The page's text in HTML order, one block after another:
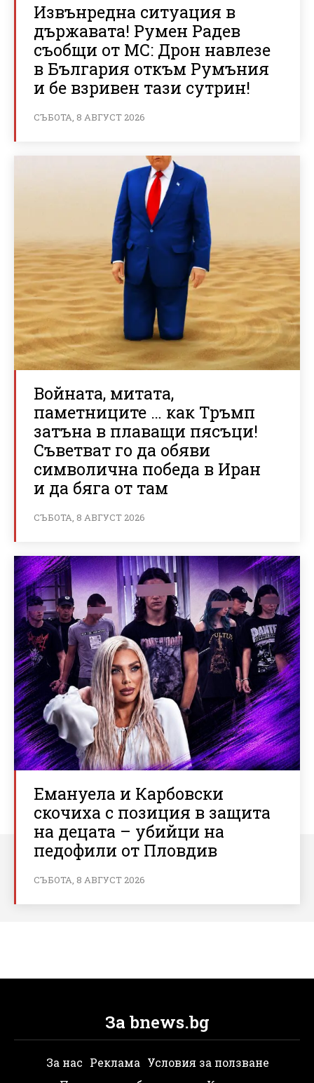
Извънредна ситуация в
държавата! Румен Радев
съобщи от МС: Дрон навлезе
в България откъм Румъния
и бе взривен тази сутрин!
СЪБОТА, 8 АВГУСТ 2026
Войната, митата,
паметниците … как Тръмп
затъна в плаващи пясъци!
Съветват го да обяви
символична победа в Иран
и да бяга от там
СЪБОТА, 8 АВГУСТ 2026
Емануела и Карбовски
скочиха с позиция в защита
на децата – убийци на
педофили от Пловдив
СЪБОТА, 8 АВГУСТ 2026
За bnews.bg
За нас Реклама Условия за ползване